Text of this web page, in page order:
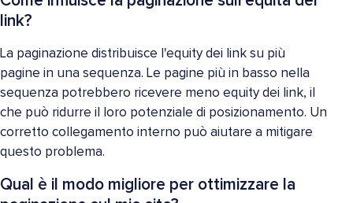
link?
La paginazione distribuisce l'equity dei link su più
pagine in una sequenza. Le pagine più in basso nella
sequenza potrebbero ricevere meno equity dei link, il
che può ridurre il loro potenziale di posizionamento. Un
corretto collegamento interno può aiutare a mitigare
questo problema.
Qual è il modo migliore per ottimizzare la